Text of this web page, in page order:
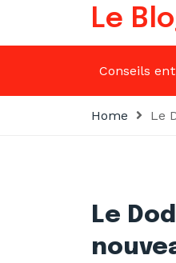
content
Le
Conseils
Home Le
Le